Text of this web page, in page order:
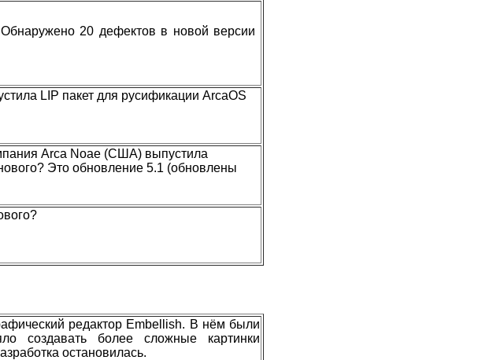
20 дефектов в новой версии
LIP пакет для русификации ArcaOS
Arca Noae (США) выпустила
Это обновление 5.1 (обновлены
редактор Embellish. В нём были
создавать более сложные картинки
остановилась.